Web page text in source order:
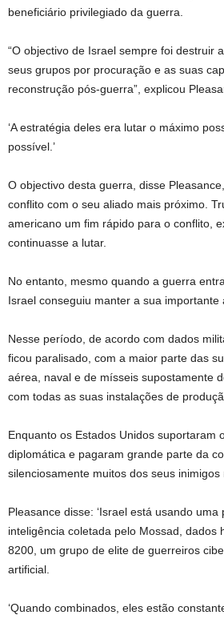
beneficiário privilegiado da guerra.
“O objectivo de Israel sempre foi destruir
seus grupos por procuração e as suas
reconstrução pós-guerra”, explicou
‘A estratégia deles era lutar o máximo
possível.’
O objectivo desta guerra, disse
conflito com o seu aliado mais próximo.
americano um fim rápido para o conflito,
continuasse a lutar.
No entanto, mesmo quando a guerra
Israel conseguiu manter a sua importante
Nesse período, de acordo com dados
ficou paralisado, com a maior parte das
aérea, naval e de mísseis supostamente
com todas as suas instalações de
Enquanto os Estados Unidos suportaram
diplomática e pagaram grande parte da
silenciosamente muitos dos seus inimigos
Pleasance disse: ‘Israel está usando
inteligência coletada pelo Mossad, dados
8200, um grupo de elite de guerreiros
artificial.
‘Quando combinados, eles estão